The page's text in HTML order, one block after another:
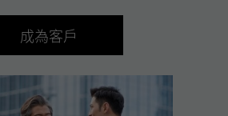
成為客戶